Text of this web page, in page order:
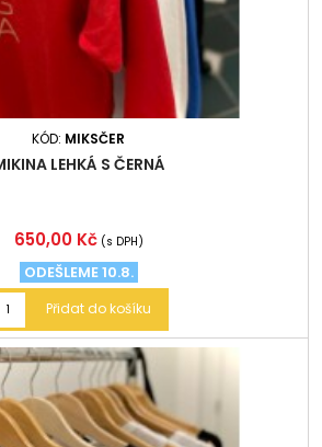
KÓD: MIKSČER
LEHKÁ S ČERNÁ
Cena
650,00 Kč (s DPH)
ODEŠLEME 10.8.
Přidat do košíku